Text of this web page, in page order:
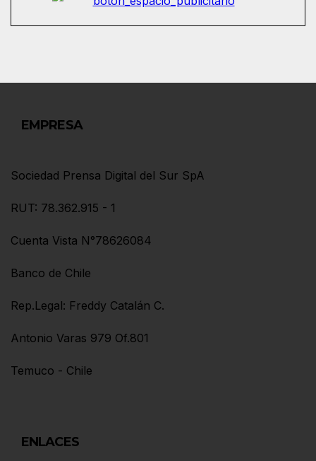
EMPRESA
Sociedad Prensa Digital del Sur SpA
RUT: 78.362.915 - 1
Cuenta Vista N°78626084
Banco de Chile
Rep.Legal: Freddy Catalán C.
Antonio Varas 979 Of.801
Temuco - Chile
ENLACES